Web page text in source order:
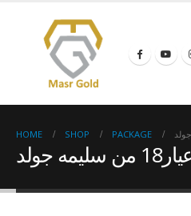
HOME SHOP PACKAGE
جولد